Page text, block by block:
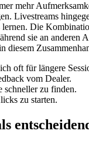
mehr
Livestreams
Die
sie an
oft für längere
vom Dealer.
schneller zu finden.
zu starten.